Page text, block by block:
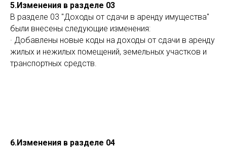
5.Изменения в разделе 03
В разделе 03 "Доходы от сдачи в аренду имущества"
были внесены следующие изменения:
· Добавлены новые коды на доходы от сдачи в аренду
жилых и нежилых помещений, земельных участков и
транспортных средств.
6.Изменения в разделе 04